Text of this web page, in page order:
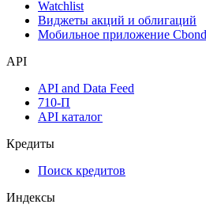
Инструментарий
Мобильное приложение Cbonds
API
API and Data Feed
API каталог
Кредиты